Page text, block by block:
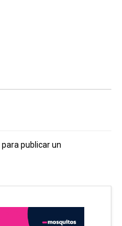
para publicar un